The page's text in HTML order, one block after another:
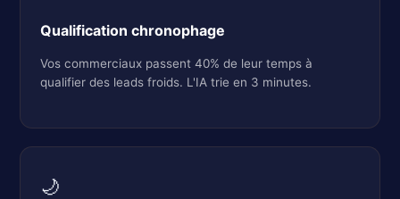
Qualification chronophage
Vos commerciaux passent 40% de leur temps à
qualifier des leads froids. L'IA trie en 3 minutes.
🌙